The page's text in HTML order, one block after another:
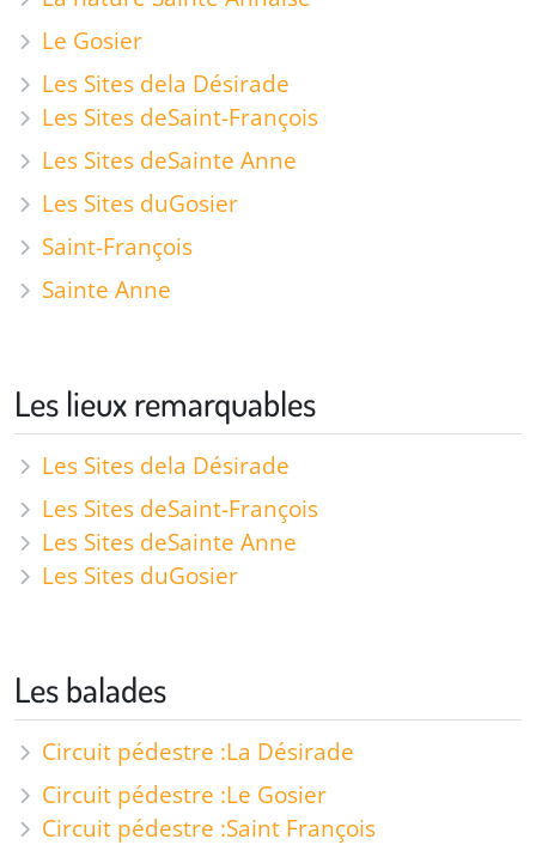
Le Gosier
Les Sites dela Désirade
Les Sites deSaint-François
Les Sites deSainte Anne
Les Sites duGosier
Saint-François
Sainte Anne
Les lieux remarquables
Les Sites dela Désirade
Les Sites deSaint-François
Les Sites deSainte Anne
Les Sites duGosier
Les balades
Circuit pédestre :La Désirade
Circuit pédestre :Le Gosier
Circuit pédestre :Saint François